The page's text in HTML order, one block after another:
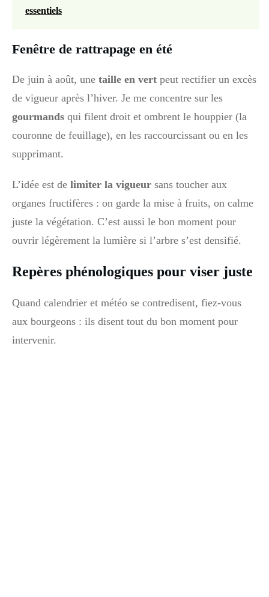
essentiels
Fenêtre de rattrapage en été
De juin à août, une taille en vert peut rectifier un excès
de vigueur après l’hiver. Je me concentre sur les
gourmands qui filent droit et ombrent le houppier (la
couronne de feuillage), en les raccourcissant ou en les
supprimant.
L’idée est de limiter la vigueur sans toucher aux
organes fructifères : on garde la mise à fruits, on calme
juste la végétation. C’est aussi le bon moment pour
ouvrir légèrement la lumière si l’arbre s’est densifié.
Repères phénologiques pour viser juste
Quand calendrier et météo se contredisent, fiez-vous
aux bourgeons : ils disent tout du bon moment pour
intervenir.